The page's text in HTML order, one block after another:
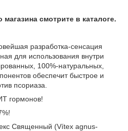
смотрите в каталоге.
разработка-сенсация
для использования внутри
100%-натуральных,
обеспечит быстрое и
псориаза.
гормонов!
Священный (Vítex agnus-